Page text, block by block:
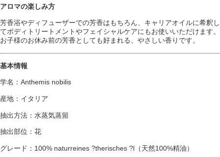
アロマの楽しみ方
芳香浴やディフューザーでの芳香はもちろん、キャリアオイルに希釈し
てボディトリートメントやフェイシャルケアにもお使いいただけます。
お子様のお休み前の芳香としても好まれる、やさしい香りです。
基本情報
学名：Anthemis nobilis
産地：イタリア
抽出方法：水蒸気蒸留
抽出部位：花
グレード：100% naturreines ?therisches ?l（天然100%精油）